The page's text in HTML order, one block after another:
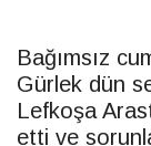
Bağımsız
Gürlek dün
Lefkoşa
etti ve